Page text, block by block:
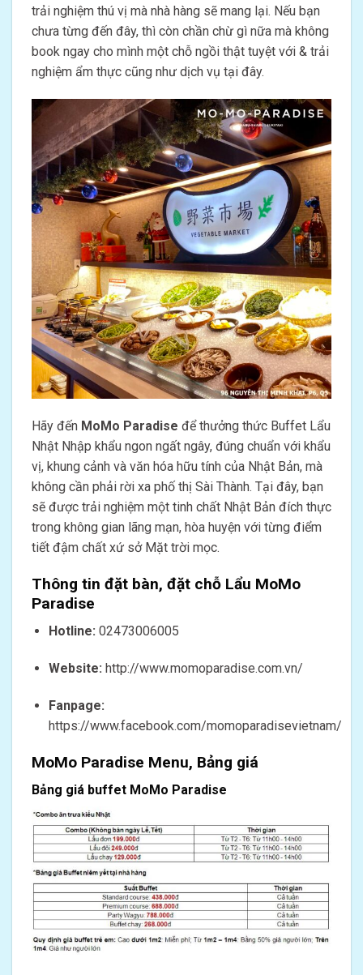
trải nghiệm thú vị mà nhà hàng sẽ mang lại. Nếu bạn
chưa từng đến đây, thì còn chần chừ gì nữa mà không
book ngay cho mình một chỗ ngồi thật tuyệt với & trải
nghiệm ẩm thực cũng như dịch vụ tại đây.
Hãy đến MoMo Paradise để thưởng thức Buffet Lẩu
Nhật Nhập khẩu ngon ngất ngây, đúng chuẩn với khẩu
vị, khung cảnh và văn hóa hữu tính của Nhật Bản, mà
không cần phải rời xa phố thị Sài Thành. Tại đây, bạn
sẽ được trải nghiệm một tinh chất Nhật Bản đích thực
trong không gian lãng mạn, hòa huyện với từng điểm
tiết đậm chất xứ sở Mặt trời mọc.
Thông tin đặt bàn, đặt chỗ Lẩu MoMo
Paradise
Hotline: 02473006005
Website: http://www.momoparadise.com.vn/
Fanpage:
https://www.facebook.com/momoparadisevietnam/
MoMo Paradise Menu, Bảng giá
Bảng giá buffet MoMo Paradise